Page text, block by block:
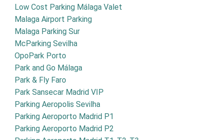
Low Cost Parking Málaga Valet
Malaga Airport Parking
Malaga Parking Sur
McParking Sevilha
OpoPark Porto
Park and Go Málaga
Park & Fly Faro
Park Sansecar Madrid VIP
Parking Aeropolis Sevilha
Parking Aeroporto Madrid P1
Parking Aeroporto Madrid P2